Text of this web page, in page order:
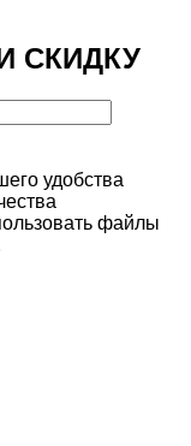
СКИДКУ
удобства
файлы